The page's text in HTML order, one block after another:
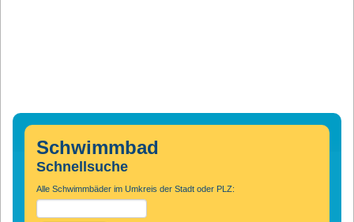
Schwimmbad
Schnellsuche
Alle Schwimmbäder im Umkreis der Stadt oder PLZ: